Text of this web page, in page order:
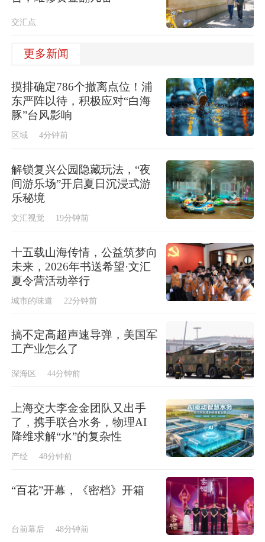
交汇点
更多新闻
摸排确定786个撤离点位！浦
东严阵以待，积极应对“白海
豚”台风影响
区域 4分钟前
解锁复兴公园隐藏玩法，“夜
间游乐场”开启夏日沉浸式游
乐秘境
文汇视觉 19分钟前
十五载山海传情，公益筑梦向
未来，2026年书送希望·文汇
夏令营活动举行
城市的味道 22分钟前
搞不定高超声速导弹，美国军
工产业怎么了
深海区 44分钟前
上海交大李金金团队又出手
了，携手联合水务，物理AI
降维求解“水”的复杂性
产经 48分钟前
“百花”开幕，《密档》开箱
台前幕后 48分钟前